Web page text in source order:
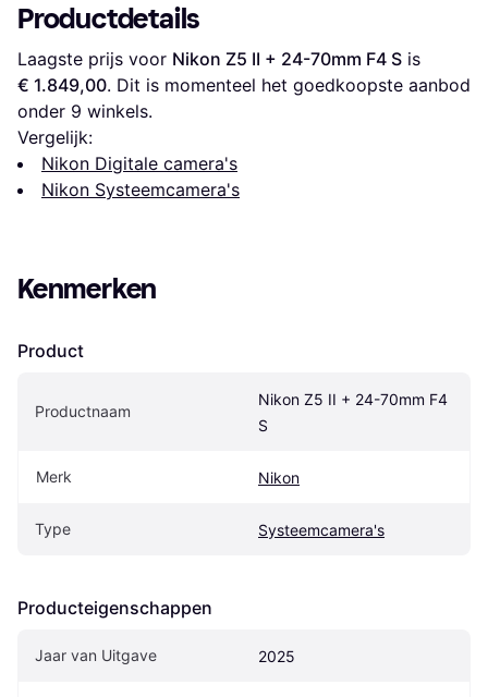
Productdetails
Laagste prijs voor Nikon Z5 II + 24-70mm F4 S
€ 1.849,00. Dit is momenteel het goedkoopste aanbod
onder 9 winkels.
Vergelijk:
Nikon Digitale camera's
Nikon Systeemcamera's
Kenmerken
Product
Productnaam
Nikon Z5 II + 24-70mm F4
S
Merk Nikon
Type Systeemcamera's
Producteigenschappen
Jaar van Uitgave 2025